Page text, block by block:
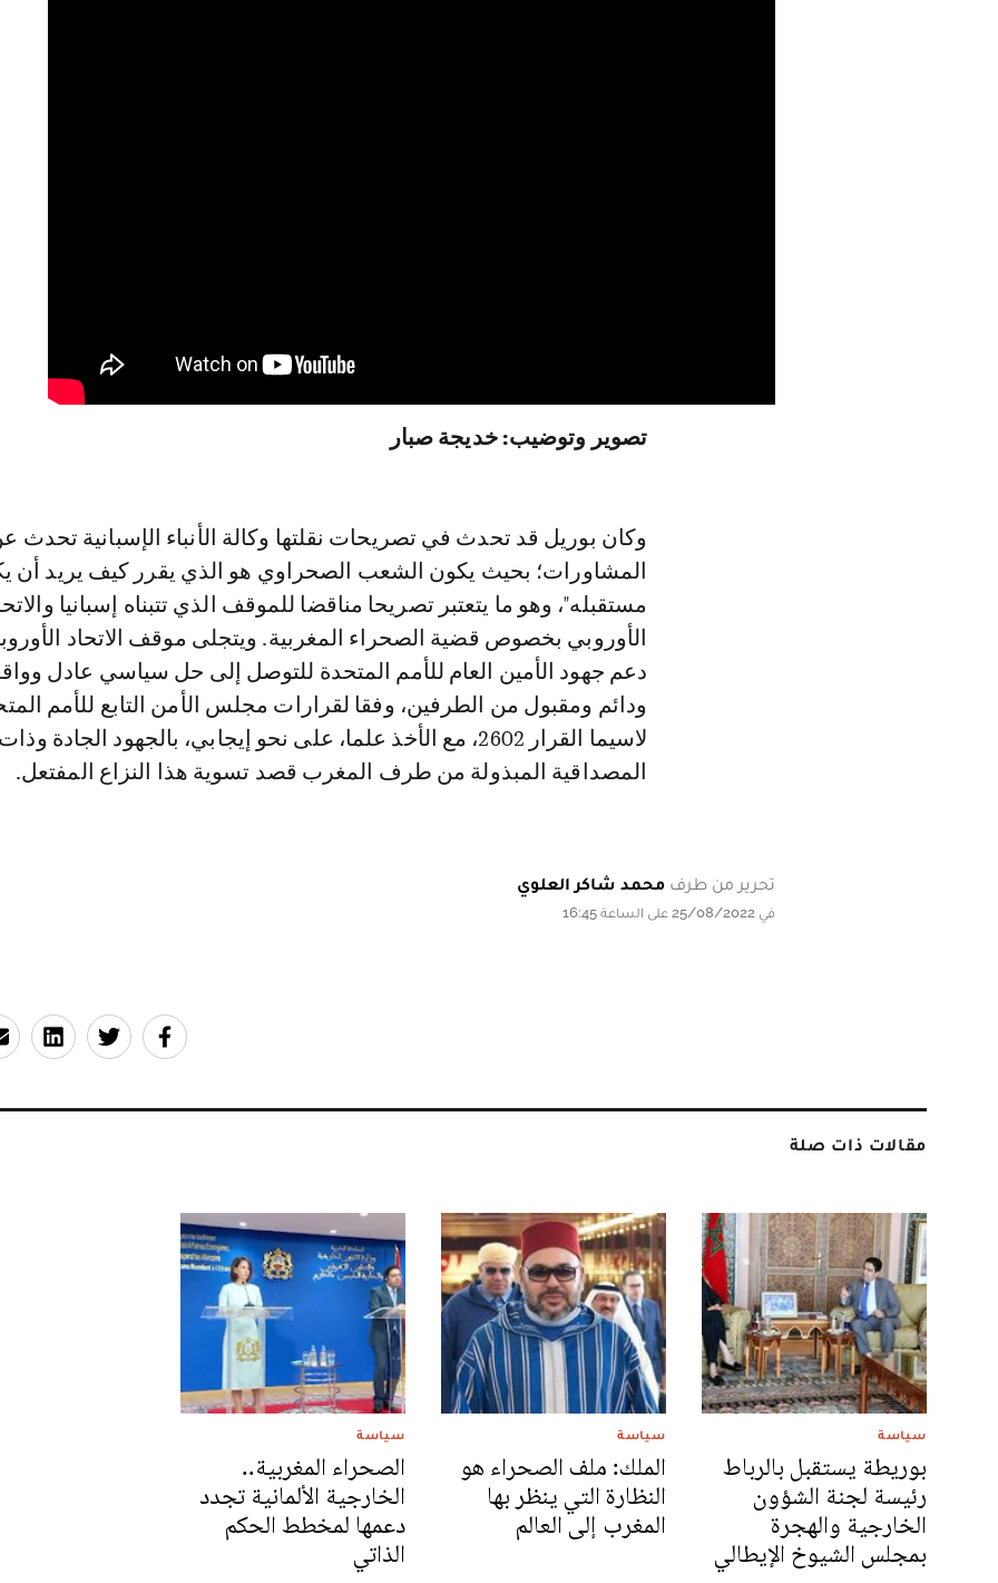
تصوير وتوضيب: خديجة صبار
وكان بوريل قد تحدث في تصريحات نقلتها وكالة الأنباء الإسبانية تحدث
المشاورات؛ بحيث يكون الشعب الصحراوي هو الذي يقرر كيف يريد أن
مستقبله"، وهو ما يتعتبر تصريحا مناقضا للموقف الذي تتبناه إسبانيا
الأوروبي بخصوص قضية الصحراء المغربية. ويتجلى موقف الاتحاد
دعم جهود الأمين العام للأمم المتحدة للتوصل إلى حل سياسي عادل
ودائم ومقبول من الطرفين، وفقا لقرارات مجلس الأمن التابع للأمم
لاسيما القرار 2602، مع الأخذ علما، على نحو إيجابي، بالجهود الجادة وذات
المصداقية المبذولة من طرف المغرب قصد تسوية هذا النزاع المفتعل.
تحرير من طرف محمد شاكر العلوي
في 25/08/2022 على الساعة 16:45
مقالات ذات صلة
سياسة
بوريطة يستقبل بالرباط
رئيسة لجنة الشؤون
الخارجية والهجرة
بمجلس الشيوخ الإيطالي
سياسة
الملك: ملف الصحراء هو
النظارة التي ينظر بها
المغرب إلى العالم
سياسة
الصحراء المغربية..
الخارجية الألمانية تجدد
دعمها لمخطط الحكم
الذاتي